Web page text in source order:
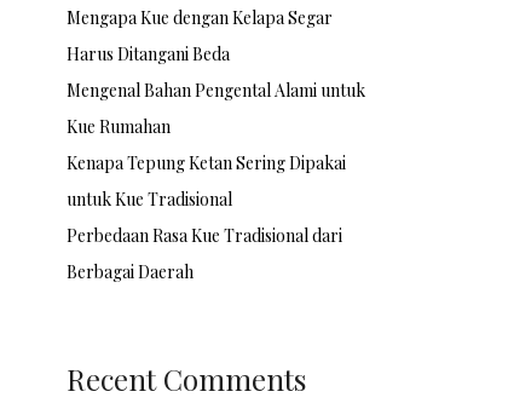
Mengapa Kue dengan Kelapa Segar
Harus Ditangani Beda
Mengenal Bahan Pengental Alami untuk
Kue Rumahan
Kenapa Tepung Ketan Sering Dipakai
untuk Kue Tradisional
Perbedaan Rasa Kue Tradisional dari
Berbagai Daerah
Recent Comments